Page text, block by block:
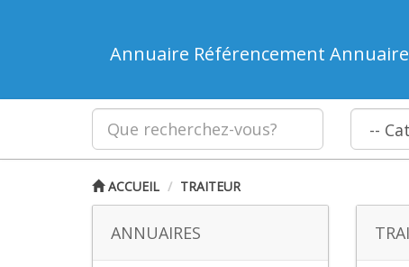
Annuaire Référencement
ACCUEIL TRAITEUR
ANNUAIRES